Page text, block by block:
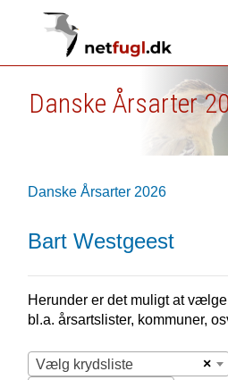
Danske Årsarter
Danske Årsarter 2026
Bart Westgeest
Herunder er det muligt at
bl.a. årsartslister, kommuner,
×
Vælg krydsliste